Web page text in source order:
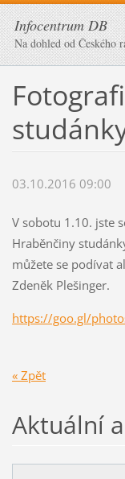
Infocentrum DB
Na dohled od Českého
03.10.2016 09:00
V sobotu 1.10. jste
Hraběnčiny
můžete se podívat
Zdeněk Plešinger.
https://goo.gl/
« Zpět
Aktuální